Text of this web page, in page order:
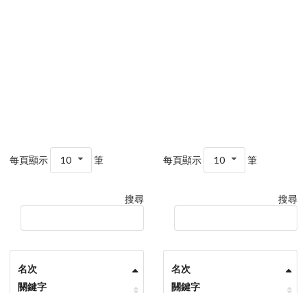
每頁顯示 10 筆
搜尋
名次
關鍵字
每頁顯示 10 筆
搜尋
名次
關鍵字